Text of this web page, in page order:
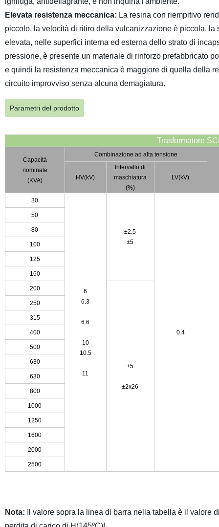
Elevata resistenza meccanica: La resina con riempitivo
piccolo, la velocità di ritiro della vulcanizzazione è piccola,
elevata, nelle superfici interna ed esterna dello strato di
pressione, è presente un materiale di rinforzo prefabbricato
e quindi la resistenza meccanica è maggiore di quella della
circuito improvviso senza alcuna demagiatura.
Parametri del prodotto
Trasformatore
Capacità
nominale
(KVA)
Combinazione ad alta tensione
HV(kV)
Intervallo di
maschiatura
(%)
LV(kV)
30
6
6.3
6.6
10
10.5
11
±2.5
±5
0.4
50
80
100
125
160
200
+5
±2x26
250
315
400
500
630
630
800
1000
1250
1600
2000
2500
Nota: Il valore sopra la linea di barra nella tabella è il valore